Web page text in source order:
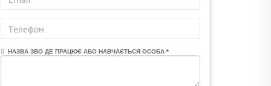
НАЗВА ЗВО ДЕ ПРАЦЮЄ АБО НАВЧАЄТЬСЯ ОСОБА *